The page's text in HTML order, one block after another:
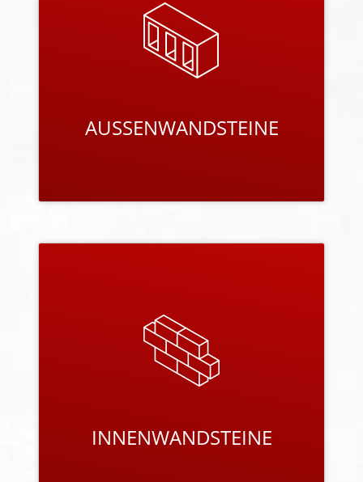
Die Bisotherm-Außenwand-Mauersteine stehen
für hohe Qualität und damit für eine nachhaltige
Wertentwicklung von Häusern aus Bisotherm-
Unsere Steinprogramme für die Innenwände
tragen entscheidend zum Qualitätsniveau des
gesamten Hauses bei und sind perfekt auf die
weiteren Baustoffe abgestimmt.